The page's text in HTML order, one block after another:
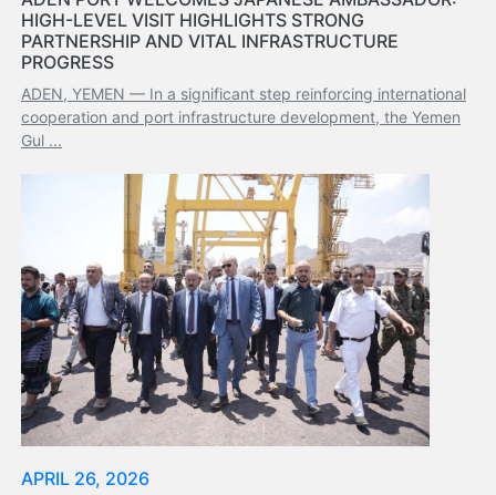
Services
Apply
for
a
license
Newsletter
Annuals
Photo
Galley
Video
Gallery
Aden
Logo
HIGH-LEVEL VISIT HIGHLIGHTS STRONG
PARTNERSHIP AND VITAL INFRASTRUCTURE
PROGRESS
ADEN, YEMEN — In a significant step reinforcing international
cooperation and port infrastructure development, the Yemen
Gul ...
APRIL 26, 2026